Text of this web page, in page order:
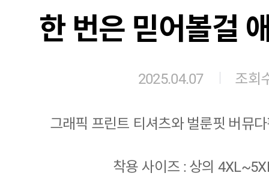
한 번은 믿어볼걸
2025.04.07 조회
그래픽 프린트 티셔츠와 벌룬핏 버뮤
착용 사이즈 : 상의